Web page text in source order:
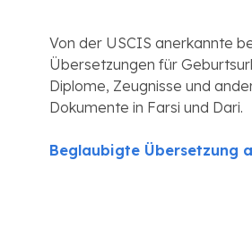
Von der USCIS anerkannte
Übersetzungen für
Diplome, Zeugnisse und
Dokumente in Farsi und Dari.
Beglaubigte Übersetzung